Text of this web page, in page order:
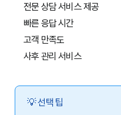
전문 상담 서비스 제공
빠른 응답 시간
고객 만족도
사후 관리 서비스
💡 선택 팁